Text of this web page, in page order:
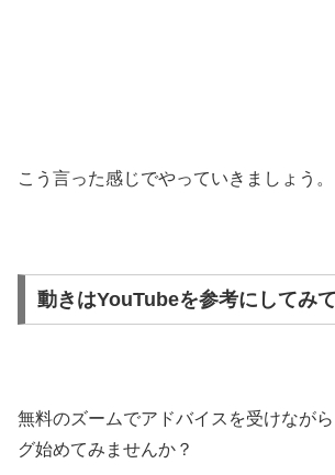
こう言った感じでやっていきましょう。
動きはYouTubeを参考にしてみて
無料のズームでアドバイスを受けなが
グ始めてみませんか？